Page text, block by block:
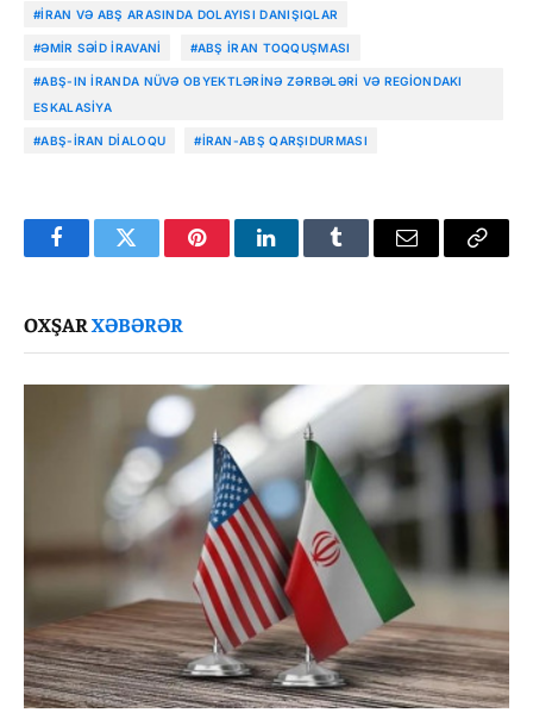
#İRAN VƏ ABŞ ARASINDA DOLAYISI DANIŞIQLAR
#ƏMIR SƏID İRAVANI #ABŞ İRAN TOQQUŞMASI
#ABŞ-IN İRANDA NÜVƏ OBYEKTLƏRINƏ ZƏRBƏLƏRI VƏ REGIONDAKI
ESKALASIYA
#ABŞ-İRAN DIALOQU #İRAN-ABŞ QARŞIDURMASI
FacebookTwitter PinterestLinkedInTumblr Email
Copy
OXŞARXƏBƏRƏR